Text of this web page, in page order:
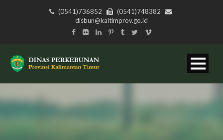
(0541)736852
(0541)748382
disbun@kaltimprov.go.id